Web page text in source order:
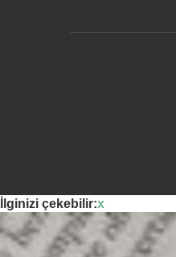
İlginizi çekebilir:x